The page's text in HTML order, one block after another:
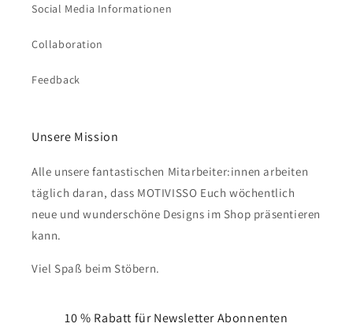
Social Media Informationen
Collaboration
Feedback
Unsere Mission
Alle unsere fantastischen Mitarbeiter:innen arbeiten
täglich daran, dass MOTIVISSO Euch wöchentlich
neue und wunderschöne Designs im Shop präsentieren
kann.
Viel Spaß beim Stöbern.
10 % Rabatt für Newsletter Abonnenten